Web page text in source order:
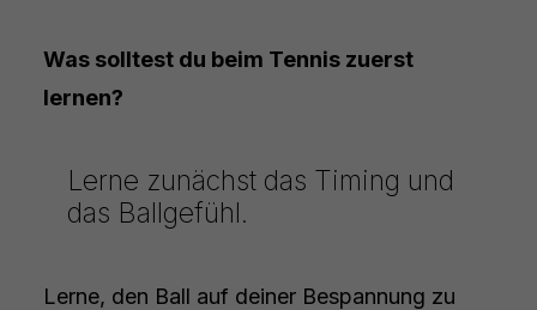
Was solltest du beim Tennis zuerst
lernen?
Lerne zunächst das Timing und
das Ballgefühl.
Lerne, den Ball auf deiner Bespannung zu